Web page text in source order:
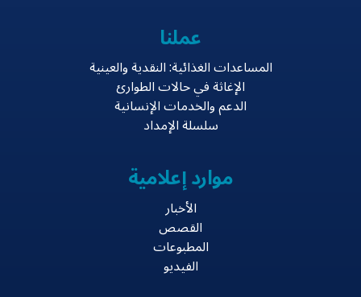
عملنا
المساعدات الغذائية: النقدية والعينية
الإغاثة في حالات الطوارئ
الدعم والخدمات الإنسانية
سلسلة الإمداد
موارد إعلامية
الأخبار
القصص
المطبوعات
الفيديو